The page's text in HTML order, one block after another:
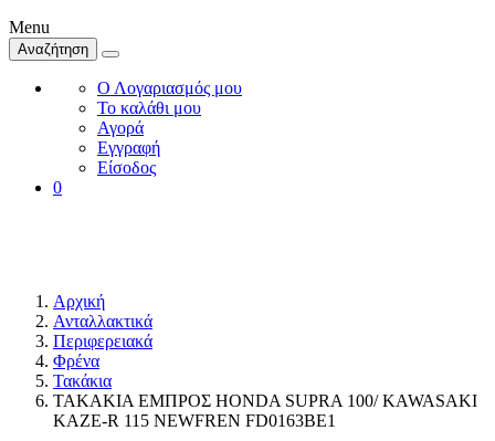
Menu
Αναζήτηση
Ο Λογαριασμός μου
Το καλάθι μου
Αγορά
Εγγραφή
Είσοδος
0
Αρχική
Ανταλλακτικά
Περιφερειακά
Φρένα
Τακάκια
ΤΑΚΑΚΙΑ ΕΜΠΡΟΣ HONDA SUPRA 100/ KAWASAKI
KAZE-R 115 NEWFREN FD0163BE1